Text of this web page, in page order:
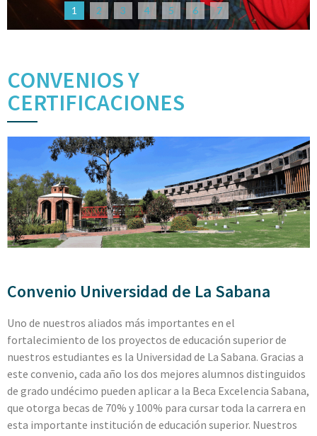
1 2 3 4 5 6 7
CONVENIOS Y
CERTIFICACIONES
Convenio Universidad de La Sabana
Uno de nuestros aliados más importantes en el
fortalecimiento de los proyectos de educación superior de
nuestros estudiantes es la Universidad de La Sabana. Gracias a
este convenio, cada año los dos mejores alumnos distinguidos
de grado undécimo pueden aplicar a la Beca Excelencia Sabana,
que otorga becas de 70% y 100% para cursar toda la carrera en
esta importante institución de educación superior. Nuestros